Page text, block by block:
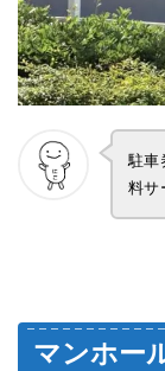
駐車
料サ
マンホー